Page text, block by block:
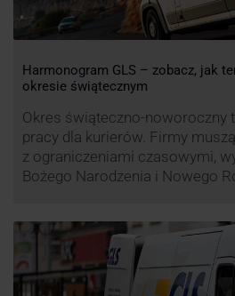
Harmonogram GLS – zobacz, jak
okresie świątecznym
Okres świąteczno-noworoczny
pracy dla kurierów. Firmy
z ograniczeniami czasowymi,
Bożego Narodzenia i Nowego
firm. Zobacz harmonogram